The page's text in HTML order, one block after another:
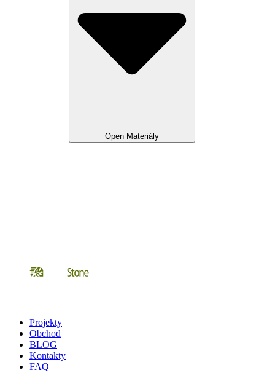
Open Materiály
Projekty
Obchod
BLOG
Kontakty
FAQ